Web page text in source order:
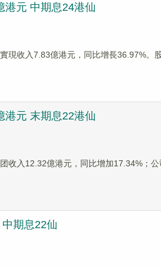
港元 中期息24港仙
現收入7.83億港元，同比增長36.97%。
港元 末期息22港仙
收入12.32億港元，同比增加17.34%；公
期息22仙